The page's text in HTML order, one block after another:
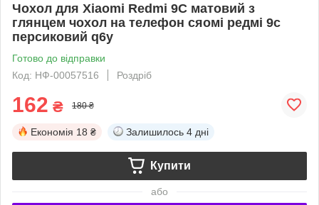
Чохол для Xiaomi Redmi 9C матовий з
глянцем чохол на телефон сяомі редмі 9с
персиковий q6y
Готово до відправки
Код: НФ-00057516
Роздріб
162 ₴ 180 ₴
Економія 18 ₴ Залишилось 4 дні
Купити
або